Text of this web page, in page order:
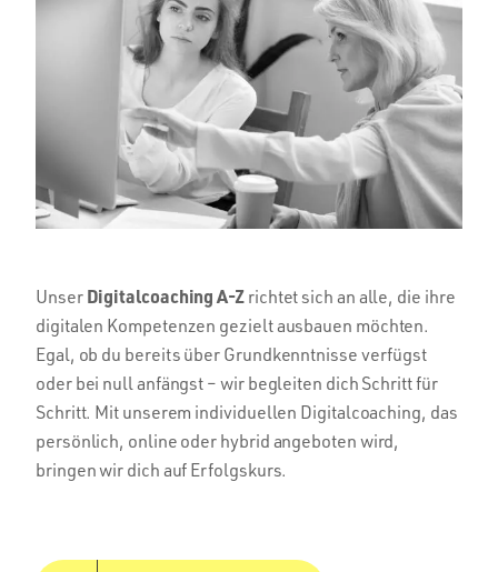
Unser Digitalcoaching A-Z richtet sich an alle, die ihre
digitalen Kompetenzen gezielt ausbauen möchten.
Egal, ob du bereits über Grundkenntnisse verfügst
oder bei null anfängst – wir begleiten dich Schritt für
Schritt. Mit unserem individuellen Digitalcoaching, das
persönlich, online oder hybrid angeboten wird,
bringen wir dich auf Erfolgskurs.